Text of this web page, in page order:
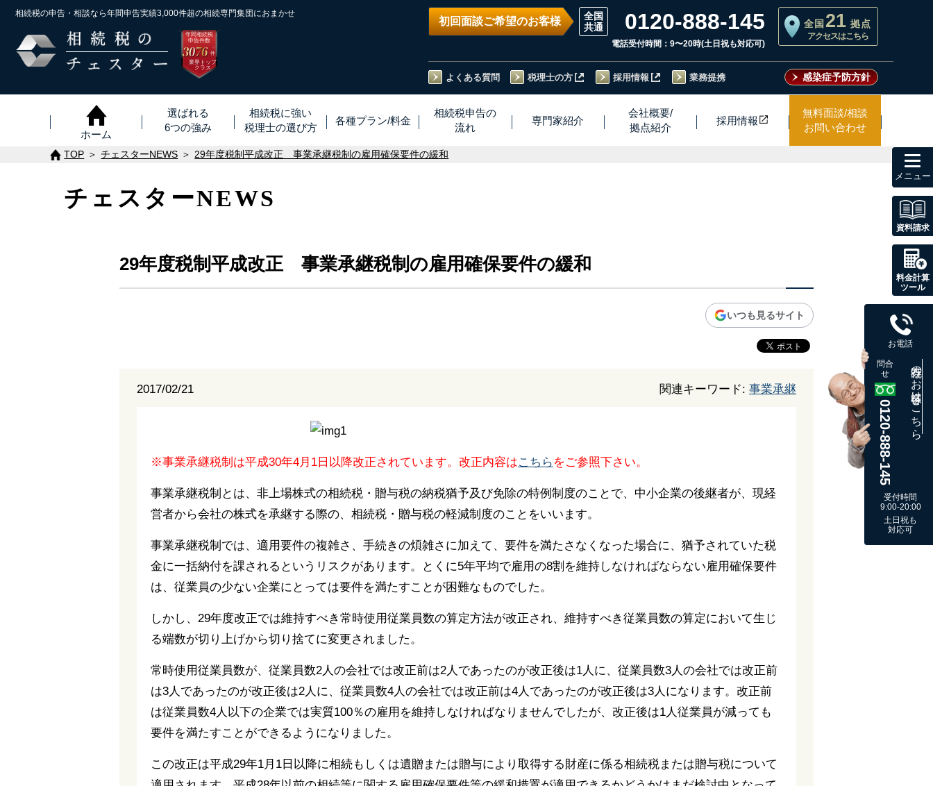
相続税の申告・相談なら年間申告実績3,000件超の相続専門集団におまかせ
年間相続税
申告件数
3076 ※
件
業界トップ
クラス
初回面談ご希望のお客様 0120-888-145
電話受付時間：9〜20時(土日祝も対応可)
全国 21 拠点
アクセスはこちら
よくある質問 税理士の方 採用情報 業務提携 感染症予防方針
ホーム
選ばれる
6つの強み
相続税に強い
税理士の選び方
各種プラン/料金
相続税申告の
流れ
専門家紹介
会社概要/
拠点紹介
採用情報
無料面談/相談
お問い合わせ
TOP チェスターNEWS 29年度税制平成改正 事業承継税制の雇用確保要件の緩和
チェスターNEWS
29年度税制平成改正 事業承継税制の雇用確保要件の緩和
いつも見るサイト
2017/02/21 関連キーワード: 事業承継
※事業承継税制は平成30年4月1日以降改正されています。改正内容はこちら をご参照下さい。
事業承継税制とは、非上場株式の相続税・贈与税の納税猶予及び免除の特例制度のことで、中小企業の後継者が、現経
営者から会社の株式を承継する際の、相続税・贈与税の軽減制度のことをいいます。
事業承継税制では、適用要件の複雑さ、手続きの煩雑さに加えて、要件を満たさなくなった場合に、猶予されていた税
金に一括納付を課されるというリスクがあります。とくに5年平均で雇用の8割を維持しなければならない雇用確保要件
は、従業員の少ない企業にとっては要件を満たすことが困難なものでした。
しかし、29年度改正では維持すべき常時使用従業員数の算定方法が改正され、維持すべき従業員数の算定において生じ
る端数が切り上げから切り捨てに変更されました。
常時使用従業員数が、従業員数2人の会社では改正前は2人であったのが改正後は1人に、従業員数3人の会社では改正前
は3人であったのが改正後は2人に、従業員数4人の会社では改正前は4人であったのが改正後は3人になります。改正前
は従業員数4人以下の企業では実質100％の雇用を維持しなければなりませんでしたが、改正後は1人従業員が減っても
要件を満たすことができるようになりました。
この改正は平成29年1月1日以降に相続もしくは遺贈または贈与により取得する財産に係る相続税または贈与税について
資料請求
料金計算
ツール
お電話
問合
せ
0120-888-145
既存のお客様はこちら
受付時間
9:00-20:00
土日祝も
対応可